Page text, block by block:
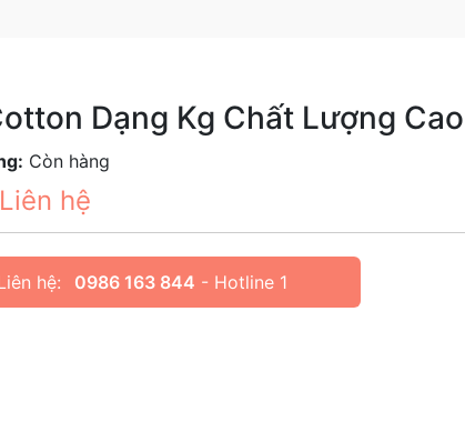
Dạng Kg Chất Lượng Cao
Còn hàng
Liên hệ
hệ: 0986 163 844 - Hotline 1